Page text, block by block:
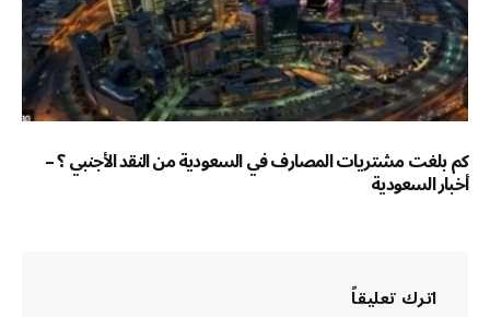
كم بلغت مشتريات المصارف في السعودية من النقد الأجنبي ؟ –
أخبار السعودية
اترك تعليقاً